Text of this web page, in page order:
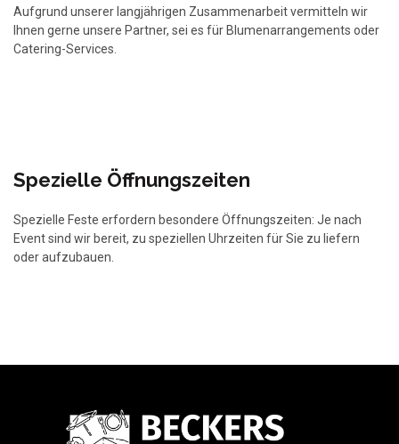
Aufgrund unserer langjährigen Zusammenarbeit vermitteln wir
Ihnen gerne unsere Partner, sei es für Blumenarrangements oder
Catering-Services.
Spezielle Öffnungszeiten
Spezielle Feste erfordern besondere Öffnungszeiten: Je nach
Event sind wir bereit, zu speziellen Uhrzeiten für Sie zu liefern
oder aufzubauen.